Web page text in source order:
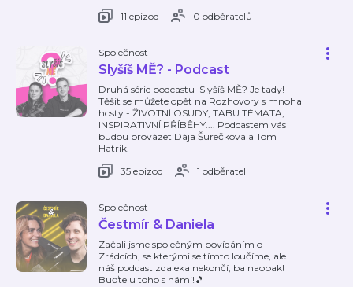
11 epizod
0 odběratelů
Společnost
Slyšíš MĚ? - Podcast
Druhá série podcastu Slyšíš MĚ? Je tady!
Těšit se můžete opět na Rozhovory s mnoha
hosty - ŽIVOTNÍ OSUDY, TABU TÉMATA,
INSPIRATIVNÍ PŘÍBĚHY.... Podcastem vás
budou provázet Dája Šurečková a Tom
Hatrik.
35 epizod
1 odběratel
Společnost
Čestmír & Daniela
Začali jsme společným povídáním o
Zrádcích, se kterými se tímto loučíme, ale
náš podcast zdaleka nekončí, ba naopak!
Buďte u toho s námi!🎵